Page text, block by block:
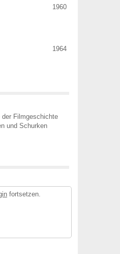
1960
1964
Filmgeschichte
und Schurken
fortsetzen.